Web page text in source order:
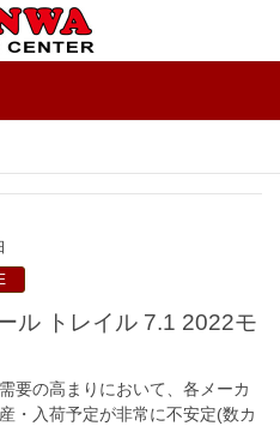
要の高まりにおいて、各メーカ
・入荷予定が非常に不安定(数カ